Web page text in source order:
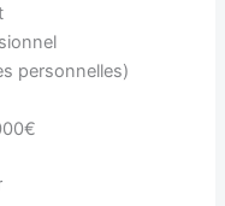
personnelles)